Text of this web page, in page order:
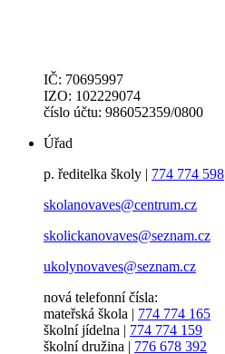
IČ: 70695997
IZO: 102229074
číslo účtu: 986052359/0800
Úřad
p. ředitelka školy | 774 774 598
skolanovaves@centrum.cz
skolickanovaves@seznam.cz
ukolynovaves@seznam.cz
nová telefonní čísla:
mateřská škola | 774 774 165
školní jídelna | 774 774 159
školní družina | 776 678 392